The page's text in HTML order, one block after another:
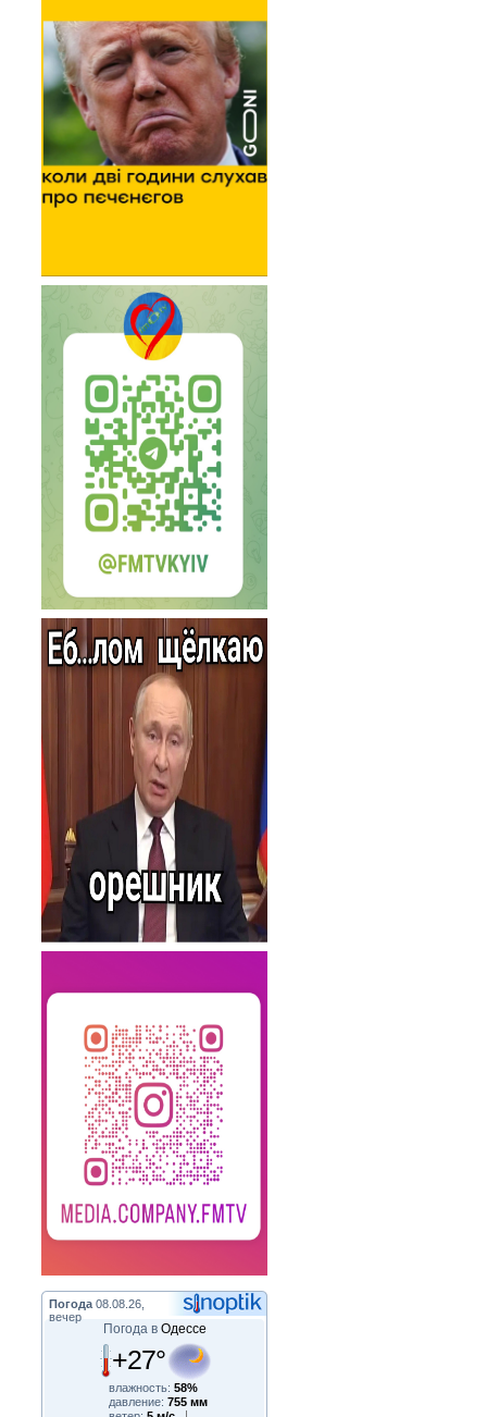
Погода 08.08.26,
вечер
Погода в Одессе
+27°
влажность: 58%
давление: 755 мм